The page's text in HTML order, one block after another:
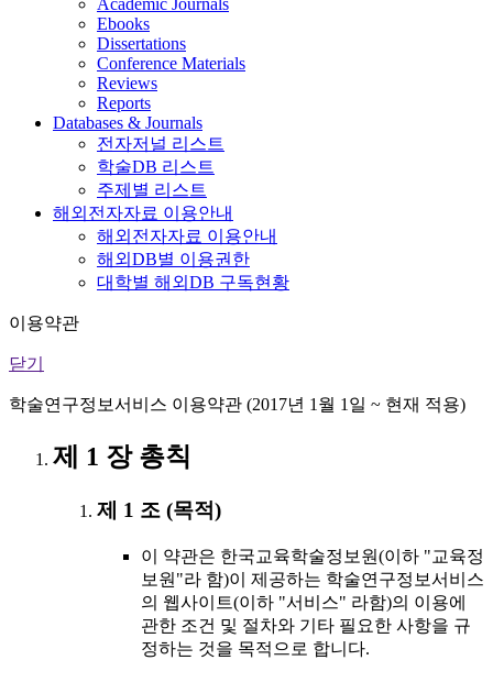
Academic Journals
Ebooks
Dissertations
Conference Materials
Reviews
Reports
Databases & Journals
전자저널 리스트
학술DB 리스트
주제별 리스트
해외전자자료 이용안내
해외전자자료 이용안내
해외DB별 이용권한
대학별 해외DB 구독현황
이용약관
닫기
학술연구정보서비스 이용약관 (2017년 1월 1일 ~ 현재 적용)
제 1 장 총칙
제 1 조 (목적)
이 약관은 한국교육학술정보원(이하 "교육정
보원"라 함)이 제공하는 학술연구정보서비스
의 웹사이트(이하 "서비스" 라함)의 이용에
관한 조건 및 절차와 기타 필요한 사항을 규
정하는 것을 목적으로 합니다.